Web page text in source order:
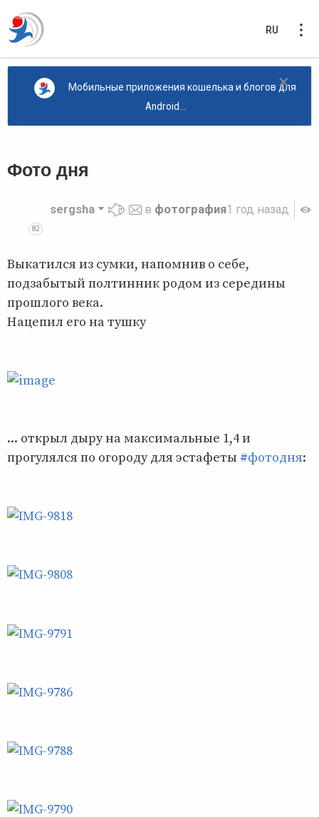
RU
×
Мобильные приложения кошелька и блогов для
Android...
Фото дня
1 год назад
82
sergsha в фотография
Выкатился из сумки, напомнив о себе,
подзабытый полтинник родом из середины
прошлого века.
Нацепил его на тушку
... открыл дыру на максимальные 1,4 и
прогулялся по огороду для эстафеты #фотодня: